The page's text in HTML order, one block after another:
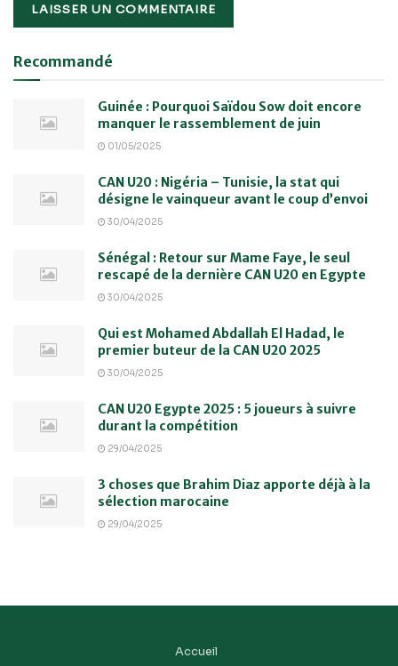
Recommandé
Guinée : Pourquoi Saïdou Sow doit encore
manquer le rassemblement de juin
01/05/2025
CAN U20 : Nigéria – Tunisie, la stat qui
désigne le vainqueur avant le coup d’envoi
30/04/2025
Sénégal : Retour sur Mame Faye, le seul
rescapé de la dernière CAN U20 en Egypte
30/04/2025
Qui est Mohamed Abdallah El Hadad, le
premier buteur de la CAN U20 2025
30/04/2025
CAN U20 Egypte 2025 : 5 joueurs à suivre
durant la compétition
29/04/2025
3 choses que Brahim Diaz apporte déjà à la
sélection marocaine
29/04/2025
Accueil